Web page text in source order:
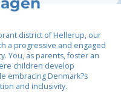
district of Hellerup, our
a progressive and engaged
You, as parents, foster an
children develop
embracing Denmark?s
and inclusivity.